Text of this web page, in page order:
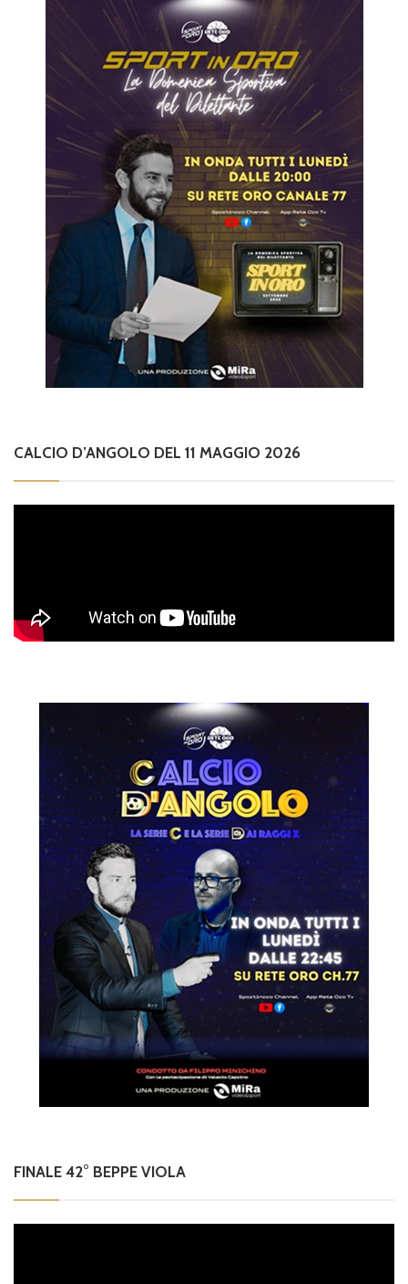
CALCIO D’ANGOLO DEL 11 MAGGIO 2026
FINALE 42° BEPPE VIOLA